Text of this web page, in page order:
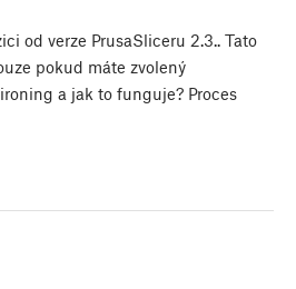
od verze PrusaSliceru 2.3.. Tato
pokud máte zvolený
a jak to funguje? Proces